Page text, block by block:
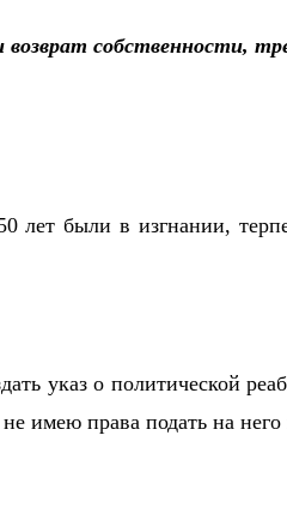
собственности,
были в изгнании,
указ о политической
имею права подать на